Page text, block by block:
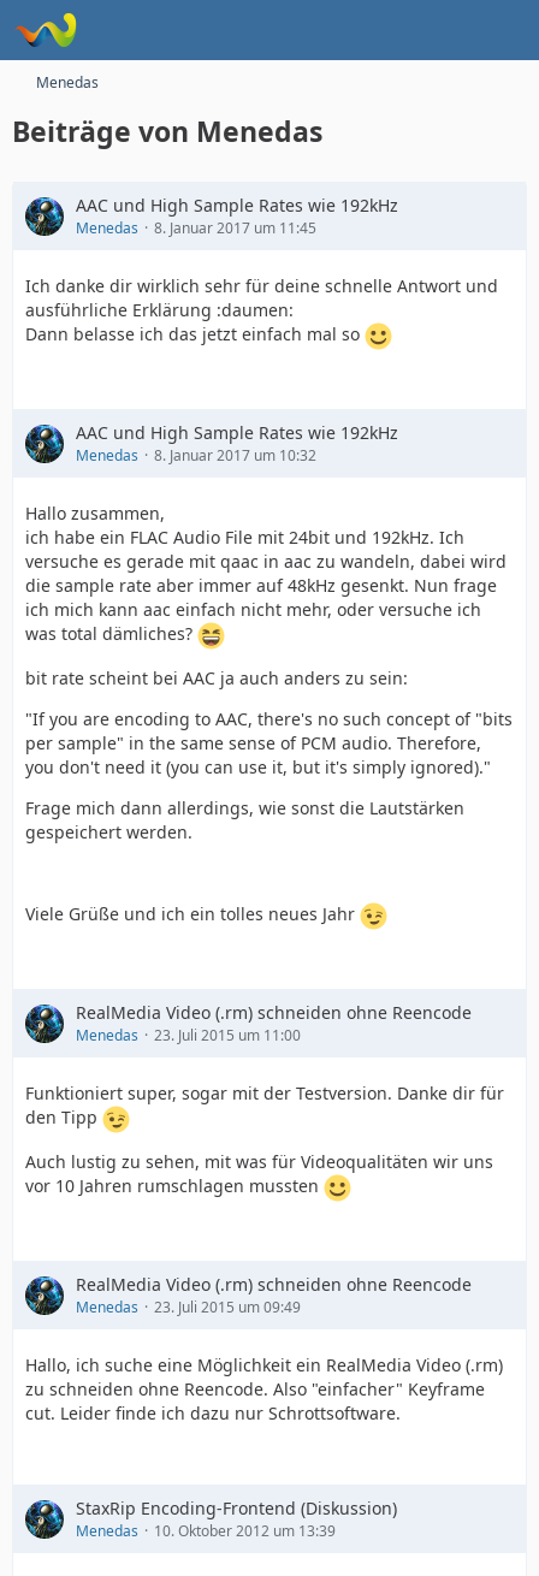
Menedas
Beiträge von Menedas
AAC und High Sample Rates wie 192kHz
Menedas 8. Januar 2017 um 11:45
Ich danke dir wirklich sehr für deine schnelle Antwort und
ausführliche Erklärung :daumen:
Dann belasse ich das jetzt einfach mal so
AAC und High Sample Rates wie 192kHz
Menedas 8. Januar 2017 um 10:32
Hallo zusammen,
ich habe ein FLAC Audio File mit 24bit und 192kHz. Ich
versuche es gerade mit qaac in aac zu wandeln, dabei wird
die sample rate aber immer auf 48kHz gesenkt. Nun frage
ich mich kann aac einfach nicht mehr, oder versuche ich
was total dämliches?
bit rate scheint bei AAC ja auch anders zu sein:
"If you are encoding to AAC, there's no such concept of "bits
per sample" in the same sense of PCM audio. Therefore,
you don't need it (you can use it, but it's simply ignored)."
Frage mich dann allerdings, wie sonst die Lautstärken
gespeichert werden.
Viele Grüße und ich ein tolles neues Jahr
RealMedia Video (.rm) schneiden ohne Reencode
Menedas 23. Juli 2015 um 11:00
Funktioniert super, sogar mit der Testversion. Danke dir für
den Tipp
Auch lustig zu sehen, mit was für Videoqualitäten wir uns
vor 10 Jahren rumschlagen mussten
RealMedia Video (.rm) schneiden ohne Reencode
Menedas 23. Juli 2015 um 09:49
Hallo, ich suche eine Möglichkeit ein RealMedia Video (.rm)
zu schneiden ohne Reencode. Also "einfacher" Keyframe
cut. Leider finde ich dazu nur Schrottsoftware.
StaxRip Encoding-Frontend (Diskussion)
Menedas 10. Oktober 2012 um 13:39